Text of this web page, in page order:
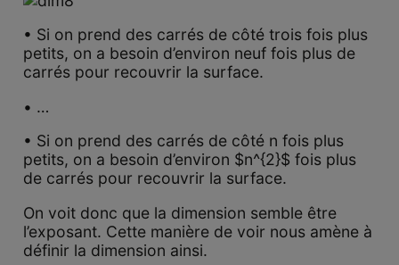
• Si on prend des carrés de côté trois fois plus
petits, on a besoin d’environ neuf fois plus de
carrés pour recouvrir la surface.
• …
• Si on prend des carrés de côté n fois plus
petits, on a besoin d’environ $n^{2}$ fois plus
de carrés pour recouvrir la surface.
On voit donc que la dimension semble être
l’exposant. Cette manière de voir nous amène à
définir la dimension ainsi.